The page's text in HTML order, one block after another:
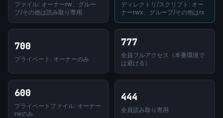
ファイル: オーナーrw、グルー
プ/その他は読み取り専用
ディレクトリ/スクリプト: オー
ナーrwx、グループ/その他はrx
700
プライベート: オーナーのみ
777
全員フルアクセス（本番環境で
は避ける）
600
プライベートファイル: オーナー
rwのみ
444
全員読み取り専用